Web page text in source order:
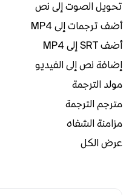
تحويل الصوت إلى نص
أضف ترجمات إلى MP4
أضف SRT إلى MP4
إضافة نص إلى الفيديو
مولد الترجمة
مترجم الترجمة
مزامنة الشفاه
عرض الكل